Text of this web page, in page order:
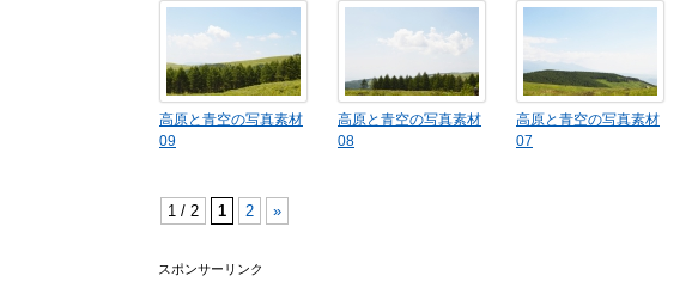
高原と青空の写真素材
09
高原と青空の写真素材
08
高原と青空の写真素材
07
1 / 2 1 2 »
スポンサーリンク